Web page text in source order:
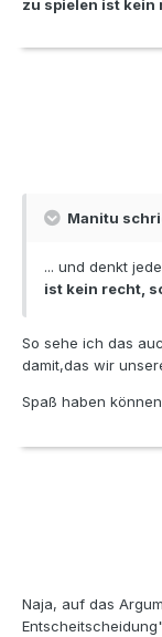
zu spielen ist kein
Manitu
... und denkt
ist kein recht,
So sehe ich das
damit,das wir
Spaß haben können
Naja, auf das